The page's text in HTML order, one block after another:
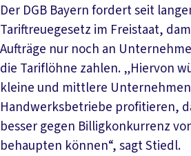
Der DGB Bayern fordert seit
Tariftreuegesetz im Freistaat,
Aufträge nur noch an
die Tariflöhne zahlen. „Hiervon
kleine und mittlere
Handwerksbetriebe profitieren,
besser gegen Billigkonkurrenz
behaupten können“, sagt Stiedl.